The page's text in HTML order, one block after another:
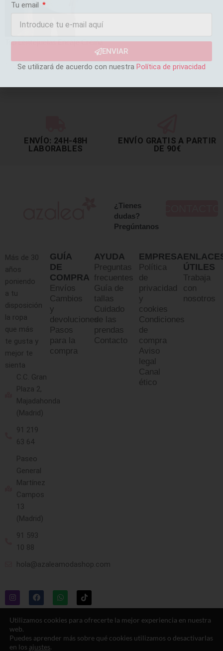
Top Lentejuelas Encaje Crema
21,95€18,66€
ENVÍO: 24H-48H
LABORABLES
ENVÍO GRATIS A PARTIR
DE 90€
¿Tienes
dudas?
Pregúntanos
Más de 30
años
poniendo
a tu
disposición
la ropa
que más
te gusta y
mejor te
sienta
C.C. Gran
Plaza 2,
Majadahonda
(Madrid)
91 219
63 64
Paseo
General
Martínez
Campos
13
(Madrid)
91 593
10 88
hola@azaleamodashop.com
GUÍA
DE
COMPRA
Envíos
Cambios
y
devoluciones
Pasos
para la
compra
AYUDA
Preguntas
frecuentes
Guía de
tallas
Cuidado
de las
prendas
Contacto
EMPRESA
Política
de
privacidad
y
cookies
Condiciones
de
compra
Aviso
legal
Canal
ético
ÚTILES
Trabaja
con
nosotros
© 2025, azaleamodashop. Todos los
Utilizamos cookies para ofrecerte la mejor experiencia en nuestra
web.
Puedes aprender más sobre qué cookies utilizamos o desactivarlas
en los ajustes.
Tu email
ENVIAR
Se utilizará de acuerdo con nuestra Política de privacidad